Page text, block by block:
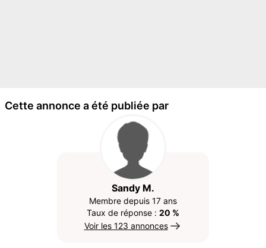
Cette annonce a été publiée par
Sandy M.
Membre depuis 17 ans
Taux de réponse : 20 %
Voir les 123 annonces